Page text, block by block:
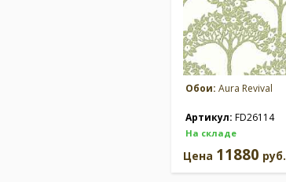
Обои: Aura Revival
Артикул: FD26114
На складе
Цена 11880 руб.